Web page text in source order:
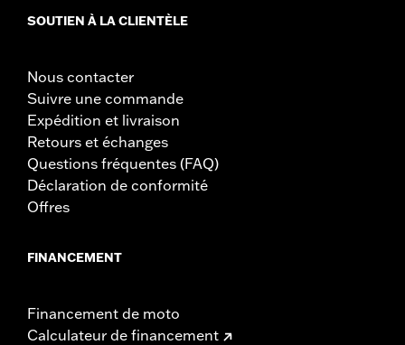
SOUTIEN À LA CLIENTÈLE
Nous contacter
Suivre une commande
Expédition et livraison
Retours et échanges
Questions fréquentes (FAQ)
Déclaration de conformité
Offres
FINANCEMENT
Financement de moto
Calculateur de financement